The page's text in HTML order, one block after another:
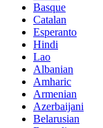
Basque
Catalan
Esperanto
Hindi
Lao
Albanian
Amharic
Armenian
Azerbaijani
Belarusian